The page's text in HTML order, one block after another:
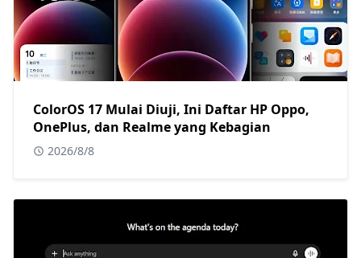
ColorOS 17 Mulai Diuji, Ini Daftar HP Oppo,
OnePlus, dan Realme yang Kebagian
2026/8/8